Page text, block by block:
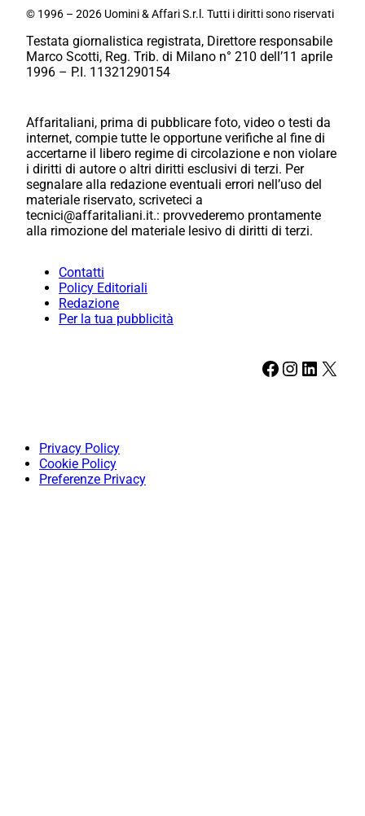
© 1996 – 2026 Uomini & Affari S.r.l. Tutti i diritti sono riservati
Testata giornalistica registrata, Direttore responsabile
Marco Scotti, Reg. Trib. di Milano n° 210 dell’11 aprile
1996 – P.I. 11321290154
Affaritaliani, prima di pubblicare foto, video o testi da
internet, compie tutte le opportune verifiche al fine di
accertarne il libero regime di circolazione e non violare
i diritti di autore o altri diritti esclusivi di terzi. Per
segnalare alla redazione eventuali errori nell’uso del
materiale riservato, scriveteci a
tecnici@affaritaliani.it.: provvederemo prontamente
alla rimozione del materiale lesivo di diritti di terzi.
Contatti
Policy Editoriali
Redazione
Per la tua pubblicità
Facebook Instagram LinkedIn X
Privacy Policy
Cookie Policy
Preferenze Privacy